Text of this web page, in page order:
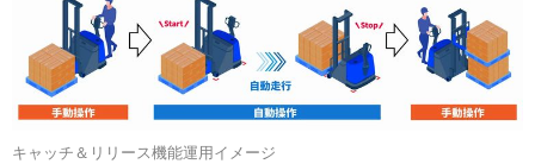
キャッチ＆リリース機能運用イメージ